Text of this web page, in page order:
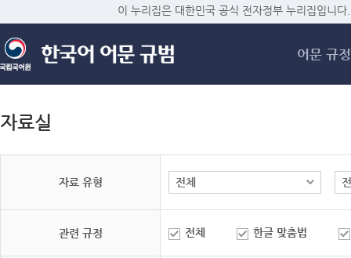
메
이 누리집은 대한민국 공식 전자정부 누리집입니다.
어문 규정
자료실
자료 유형
관련 규정 전체 한글 맞춤법